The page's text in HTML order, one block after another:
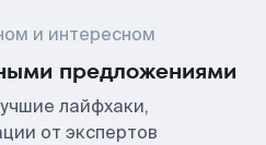
и интересном
предложениями
лайфхаки,
от экспертов